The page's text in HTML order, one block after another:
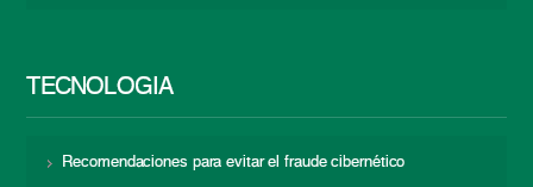
TECNOLOGÍA
Recomendaciones para evitar el fraude cibernético